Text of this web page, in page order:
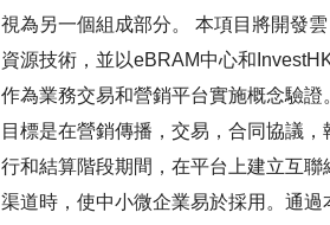
視為另一個組成部分。 本項目將開發雲
資源技術，並以eBRAM中心和
作為業務交易和營銷平台實施概念驗證
目標是在營銷傳播，交易，合同協議，
行和結算階段期間，在平台上建立互聯
渠道時，使中小微企業易於採用。通過